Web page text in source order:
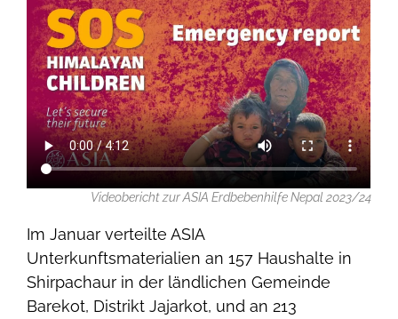
Videobericht zur ASIA Erdbebenhilfe Nepal 2023/24
Im Januar verteilte ASIA
Unterkunftsmaterialien an 157 Haushalte in
Shirpachaur in der ländlichen Gemeinde
Barekot, Distrikt Jajarkot, und an 213